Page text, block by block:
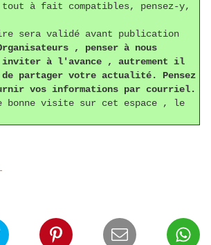
à fait compatibles, pensez-y,
sera validé avant publication
, penser à nous
inviter à l'avance , autrement il
partager votre actualité. Pensez
vos informations par courriel.
bonne visite sur cet espace , le